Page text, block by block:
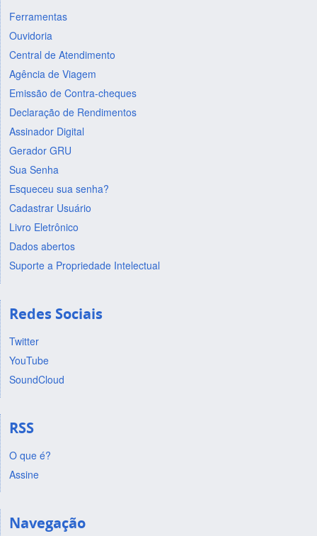
Ferramentas
Ouvidoria
Central de Atendimento
Agência de Viagem
Emissão de Contra-cheques
Declaração de Rendimentos
Assinador Digital
Gerador GRU
Sua Senha
Esqueceu sua senha?
Cadastrar Usuário
Livro Eletrônico
Dados abertos
Suporte a Propriedade Intelectual
Redes Sociais
Twitter
YouTube
SoundCloud
RSS
O que é?
Assine
Navegação